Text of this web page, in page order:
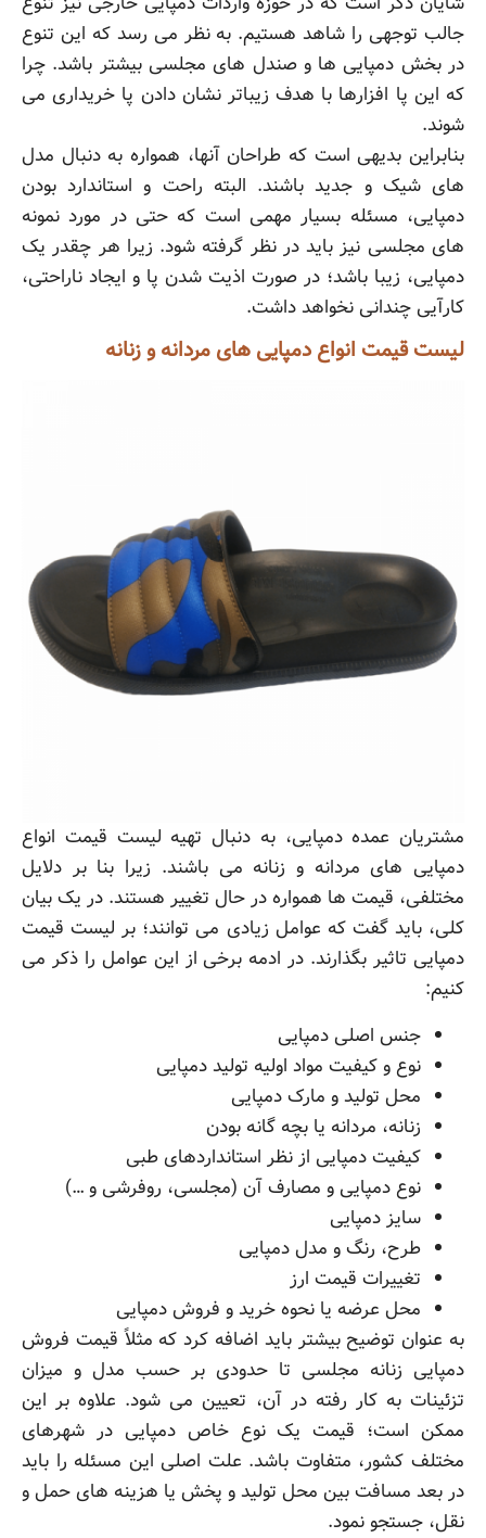
جالب توجهی را شاهد هستیم. به نظر می رسد که این تنوع
در بخش دمپایی ها و صندل های مجلسی بیشتر باشد. چرا
که این پا افزارها با هدف زیباتر نشان دادن پا خریداری می
شوند.
بنابراین بدیهی است که طراحان آنها، همواره به دنبال مدل
های شیک و جدید باشند. البته راحت و استاندارد بودن
دمپایی، مسئله بسیار مهمی است که حتی در مورد نمونه
های مجلسی نیز باید در نظر گرفته شود. زیرا هر چقدر یک
دمپایی، زیبا باشد؛ در صورت اذیت شدن پا و ایجاد ناراحتی،
کارآیی چندانی نخواهد داشت.
لیست قیمت انواع دمپایی های مردانه و زنانه
مشتریان عمده دمپایی، به دنبال تهیه لیست قیمت انواع
دمپایی های مردانه و زنانه می باشند. زیرا بنا بر دلایل
مختلفی، قیمت ها همواره در حال تغییر هستند. در یک بیان
کلی، باید گفت که عوامل زیادی می توانند؛ بر لیست قیمت
دمپایی تاثیر بگذارند. در ادمه برخی از این عوامل را ذکر می
کنیم:
جنس اصلی دمپایی
نوع و کیفیت مواد اولیه تولید دمپایی
محل تولید و مارک دمپایی
زنانه، مردانه یا بچه گانه بودن
کیفیت دمپایی از نظر استانداردهای طبی
نوع دمپایی و مصارف آن (مجلسی، روفرشی و …)
سایز دمپایی
طرح، رنگ و مدل دمپایی
تغییرات قیمت ارز
محل عرضه یا نحوه خرید و فروش دمپایی
به عنوان توضیح بیشتر باید اضافه کرد که مثلاً قیمت فروش
دمپایی زنانه مجلسی تا حدودی بر حسب مدل و میزان
تزئینات به کار رفته در آن، تعیین می شود. علاوه بر این
ممکن است؛ قیمت یک نوع خاص دمپایی در شهرهای
مختلف کشور، متفاوت باشد. علت اصلی این مسئله را باید
در بعد مسافت بین محل تولید و پخش یا هزینه های حمل و
نقل، جستجو نمود.